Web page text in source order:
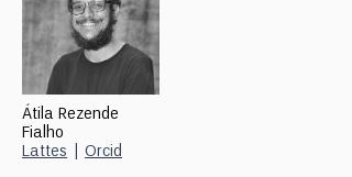
Átila Rezende
Fialho
Lattes
Orcid